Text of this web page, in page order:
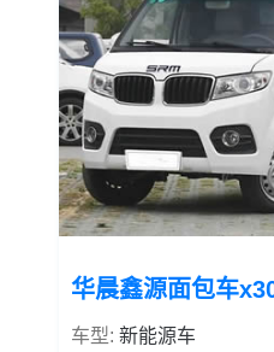
华晨鑫源面包车
车型: 新能源车